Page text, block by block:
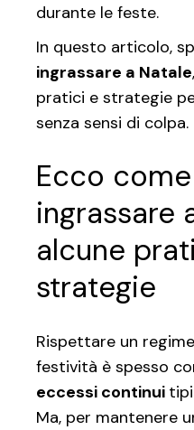
durante le feste.
In questo articolo,
ingrassare a Natale
pratici e strategie
senza sensi di colpa.
Ecco
ingrassare
alcune
strategie
Rispettare un
festività è spesso
eccessi continui
Ma, per mantenere